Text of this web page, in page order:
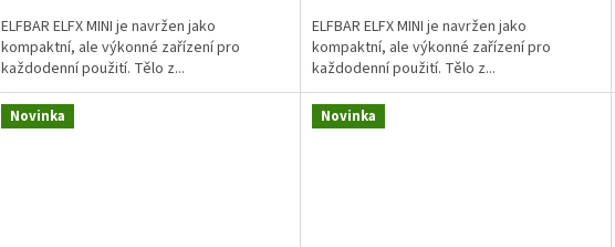
ELFBAR ELFX MINI je navržen jako
kompaktní, ale výkonné zařízení pro
každodenní použití. Tělo z...
ELFBAR ELFX MINI je navržen jako
kompaktní, ale výkonné zařízení pro
každodenní použití. Tělo z...
Novinka Novinka